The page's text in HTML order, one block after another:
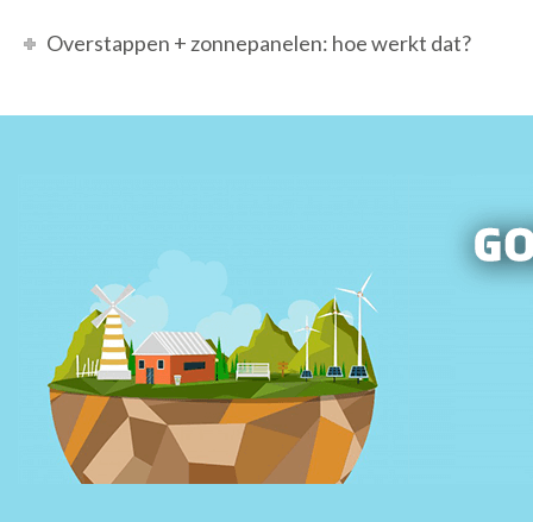
Overstappen + zonnepanelen: hoe werkt dat?